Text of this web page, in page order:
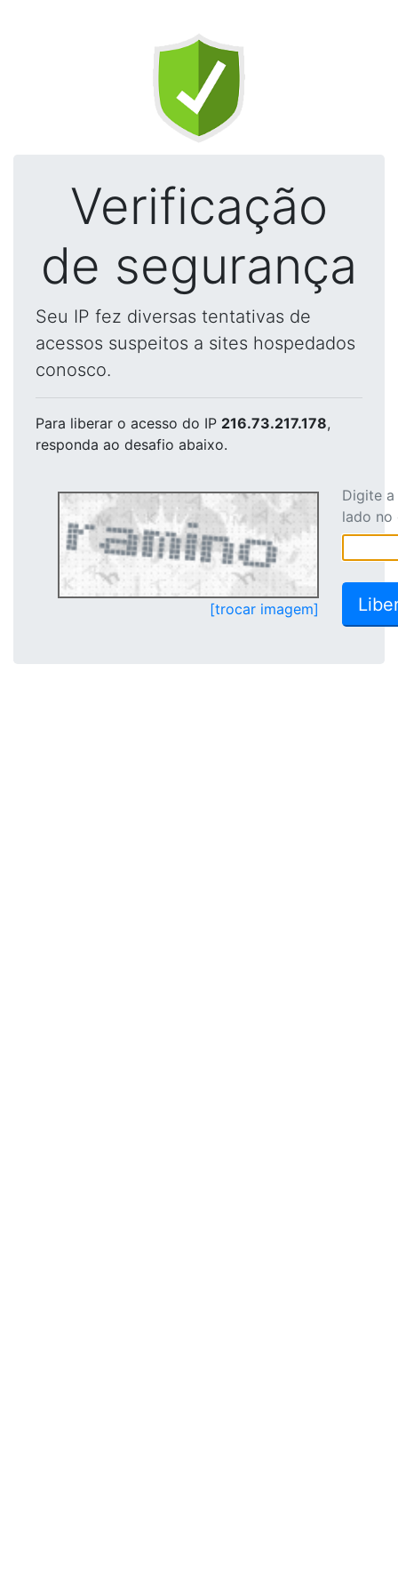
Verificação
de segurança
Seu IP fez diversas tentativas de
acessos suspeitos a sites hospedados
conosco.
Para liberar o acesso do IP 216.73.217.178,
responda ao desafio abaixo.
[trocar imagem]
Digite
lado no